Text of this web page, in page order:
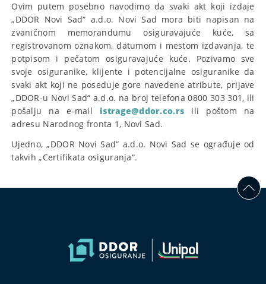
Ovim putem posebno navodimo da svaki akt koji izdaje
„DDOR Novi Sad“ a.d.o. Novi Sad mora biti napisan na
zvaničnom memorandumu osiguravajuće kuće, sa
registrovanom oznakom, datumom i mestom izdavanja, te
potpisom i pečatom osiguravajuće kuće. Pozivamo sve
svoje osiguranike, klijente i potencijalne osiguranike da
svaki akt koji ne poseduje gore navedene atribute, prijave
„DDOR-u Novi Sad“ a.d.o. na broj telefona 0800 303 301, ili
pošalju na e-mail istrage@ddor.co.rs ili poštom na
adresu Narodnog fronta 1, Novi Sad.
Ujedno, „DDOR Novi Sad“ a.d.o. Novi Sad se ograđuje od
takvih „Certifikata osiguranja“.